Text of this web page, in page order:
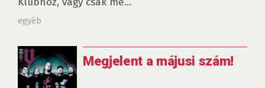
egyéb
Megjelent a májusi szám!